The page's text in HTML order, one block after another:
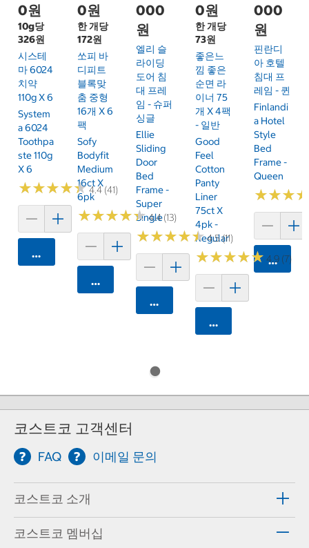
0원
10g당
326원
시스테
마 6024
치약
110g X 6
System
A 6024
Toothpa
Ste 110g
X 6
★★★★★
★★★★★4.4 (41)
카트에 담기
0원
한 개당
172원
쏘피 바
디피트
블록맞
춤 중형
16개 X 6
팩
Sofy
Bodyfit
Medium
16ct X
6pk
★★★★★
★★★★★4.4 (13)
카트에 담기
000
원
엘리 슬
라이딩
도어 침
대 프레
임 - 슈퍼
싱글
Ellie
Sliding
Door
Bed
Frame -
Super
Single
★★★★★
★★★★★4.5 (11)
카트에 담기
0원
한 개당
73원
좋은느
낌 좋은
순면 라
이너 75
개 X 4팩
- 일반
Good
Feel
Cotton
Panty
Liner
75ct X
4pk -
Regular
★★★★★
★★★★★ 4.9 (7)
카트에 담기
000
원
핀란디
아 호텔
침대 프
레임 - 퀸
Finlandi
A Hotel
Style
Bed
Frame -
Queen
★★★
★★★
카트에
코스트코 고객센터
FAQ 이메일 문의
코스트코 소개
코스트코 멤버십